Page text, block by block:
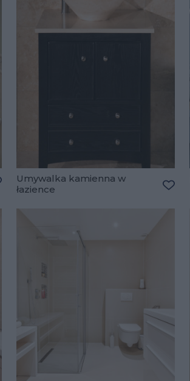
Dodaj do ulubionych
Umywalka kamienna w
łazience